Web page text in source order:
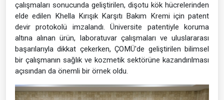
çalışmaları sonucunda geliştirilen, dişotu kök hücrelerinden
elde edilen Khella Kırışık Karşıtı Bakım Kremi için patent
devir protokolü imzalandı. Üniversite patentiyle koruma
altına alınan ürün, laboratuvar çalışmaları ve uluslararası
başarılarıyla dikkat çekerken, ÇOMÜ'de geliştirilen bilimsel
bir çalışmanın sağlık ve kozmetik sektörüne kazandırılması
açısından da önemli bir örnek oldu.